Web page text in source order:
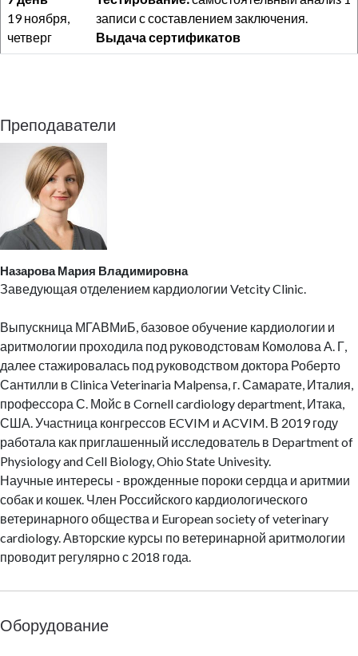
19 ноября,
четверг
записи с составлением заключения.
Выдача сертификатов
Преподаватели
Назарова Мария Владимировна
Заведующая отделением кардиологии Vetcity Clinic.
Выпускница МГАВМиБ, базовое обучение кардиологии и
аритмологии проходила под руководстовам Комолова А. Г,
далее стажировалась под руководством доктора Роберто
Сантилли в Clinica Veterinaria Malpensa, г. Самарате, Италия,
профессора С. Мойс в Cornell cardiology department, Итака,
США. Участница конгрессов ECVIM и ACVIM. В 2019 году
работала как приглашенный исследователь в Department of
Physiology and Cell Biology, Ohio State Univesity.
Научные интересы - врожденные пороки сердца и аритмии
собак и кошек. Член Российского кардиологического
ветеринарного общества и European society of veterinary
cardiology. Авторские курсы по ветеринарной аритмологии
проводит регулярно с 2018 года.
Оборудование